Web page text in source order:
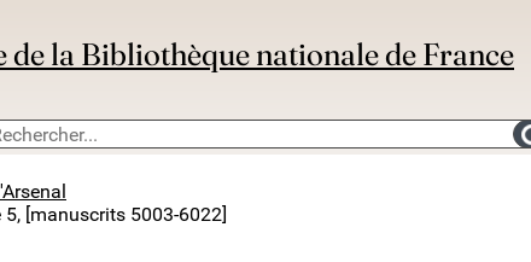
la Bibliothèque nationale de France
[manuscrits 5003-6022]